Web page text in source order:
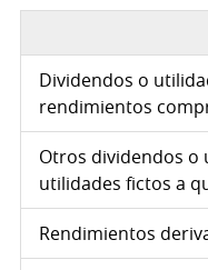
Dividendos o
rendimientos
Otros dividendos o
utilidades fictos a
Rendimientos